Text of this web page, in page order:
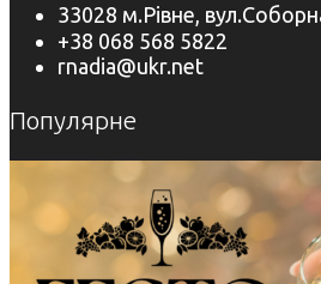
33028 м.Рівне,
+38 068 568 5822
rnadia@ukr.net
Популярне